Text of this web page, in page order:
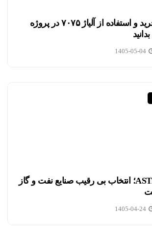
هر آنچه برای خرید و استفاده از آلیاژ ۷۰۷۵ در پروژه
1405-05-04
ASTM A516 Gr.70؛ انتخاب بی رقیب صنایع نفت و گاز
1405-04-24